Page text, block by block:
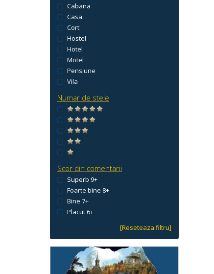
Cabana
Casa
Cort
Hostel
Hotel
Motel
Pensiune
Vila
Numar de stele
Scor din comentarii
Superb 9+
Foarte bine 8+
Bine 7+
Placut 6+
[Reseteaza filtru]